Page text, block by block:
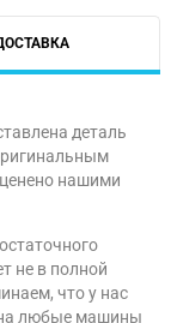
деталь
нашими
не в полной
что у нас
на любые машины